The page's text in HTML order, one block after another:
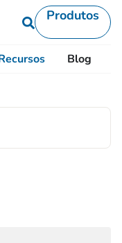
Produtos
Blog